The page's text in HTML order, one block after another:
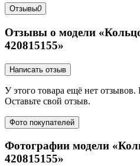
Отзывы0
Отзывы о модели
420815155»
Написать отзыв
У этого товара ещё нет отзывов.
Оставьте свой отзыв.
Фото покупателей
Фотографии модели
420815155»